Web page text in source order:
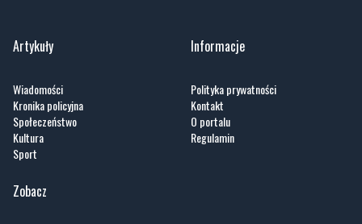
Artykuły
Wiadomości
Kronika policyjna
Społeczeństwo
Kultura
Sport
Informacje
Polityka prywatności
Kontakt
O portalu
Regulamin
Zobacz